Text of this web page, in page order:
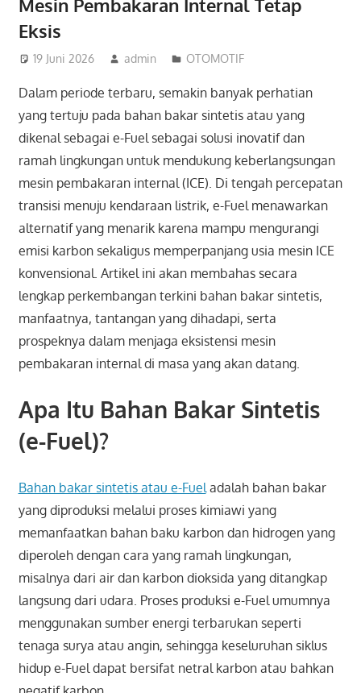
Mesin Pembakaran Internal Tetap
Eksis
19 Juni 2026 admin OTOMOTIF
Dalam periode terbaru, semakin banyak perhatian
yang tertuju pada bahan bakar sintetis atau yang
dikenal sebagai e-Fuel sebagai solusi inovatif dan
ramah lingkungan untuk mendukung keberlangsungan
mesin pembakaran internal (ICE). Di tengah percepatan
transisi menuju kendaraan listrik, e-Fuel menawarkan
alternatif yang menarik karena mampu mengurangi
emisi karbon sekaligus memperpanjang usia mesin ICE
konvensional. Artikel ini akan membahas secara
lengkap perkembangan terkini bahan bakar sintetis,
manfaatnya, tantangan yang dihadapi, serta
prospeknya dalam menjaga eksistensi mesin
pembakaran internal di masa yang akan datang.
Apa Itu Bahan Bakar Sintetis
(e-Fuel)?
Bahan bakar sintetis atau e-Fuel adalah bahan bakar
yang diproduksi melalui proses kimiawi yang
memanfaatkan bahan baku karbon dan hidrogen yang
diperoleh dengan cara yang ramah lingkungan,
misalnya dari air dan karbon dioksida yang ditangkap
langsung dari udara. Proses produksi e-Fuel umumnya
menggunakan sumber energi terbarukan seperti
tenaga surya atau angin, sehingga keseluruhan siklus
hidup e-Fuel dapat bersifat netral karbon atau bahkan